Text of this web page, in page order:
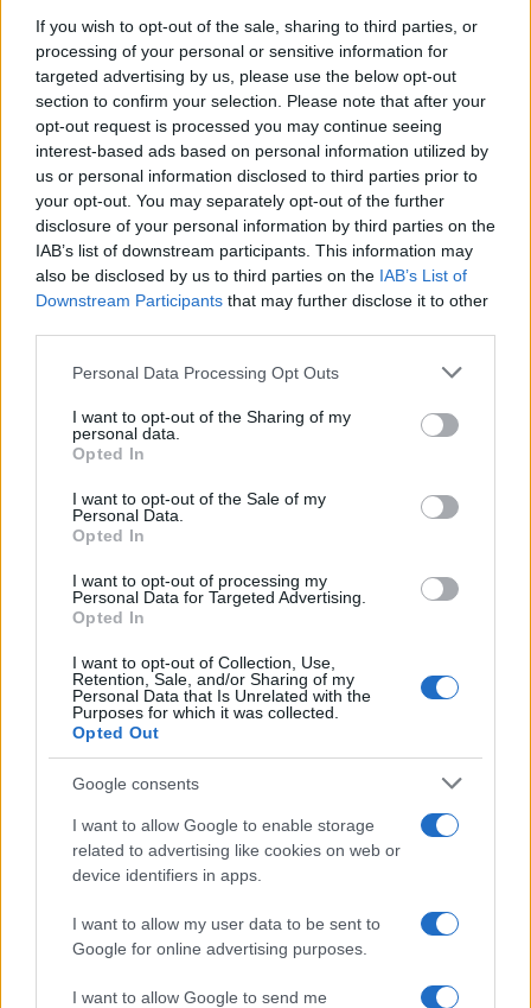
If you wish to opt-out of the sale, sharing to third parties, or
processing of your personal or sensitive information for
targeted advertising by us, please use the below opt-out
section to confirm your selection. Please note that after your
opt-out request is processed you may continue seeing
interest-based ads based on personal information utilized by
us or personal information disclosed to third parties prior to
your opt-out. You may separately opt-out of the further
disclosure of your personal information by third parties on the
IAB’s list of downstream participants. This information may
also be disclosed by us to third parties on the IAB’s List of
Downstream Participants that may further disclose it to other
Please note that this website/app uses one or more Google
not limited to your visit or usage behaviour. You may click to
grant or deny consent to Google and its third-party tags to
use your data for below specified purposes in below Google
consent section.
Personal Data Processing Opt Outs
I want to opt-out of the Sharing of my
personal data.
Opted In
I want to opt-out of the Sale of my
Personal Data.
Opted In
I want to opt-out of processing my
Personal Data for Targeted Advertising.
Opted In
I want to opt-out of Collection, Use,
Retention, Sale, and/or Sharing of my
Personal Data that Is Unrelated with the
Purposes for which it was collected.
Opted Out
Google consents
I want to allow Google to enable storage
related to advertising like cookies on web or
device identifiers in apps.
I want to allow my user data to be sent to
Google for online advertising purposes.
I want to allow Google to send me
Notizie in tempo reale?
Entra nel canale telegram di
GalluraOggi.it
Inviaci le tue segnalazioni,
i tuoi video e le tue foto
Su WhatsApp al numero +39
345 356 7512
da
Condividi l'articolo
F
a
ce
b
o
o
k
T
w
it
te
r
Pi
n
re
st
W
h
A
p
p
S
h
Prossimo articolo
NOTIZIE RECENTI
Sangue, musica e solidarietà con Avis Olbia al